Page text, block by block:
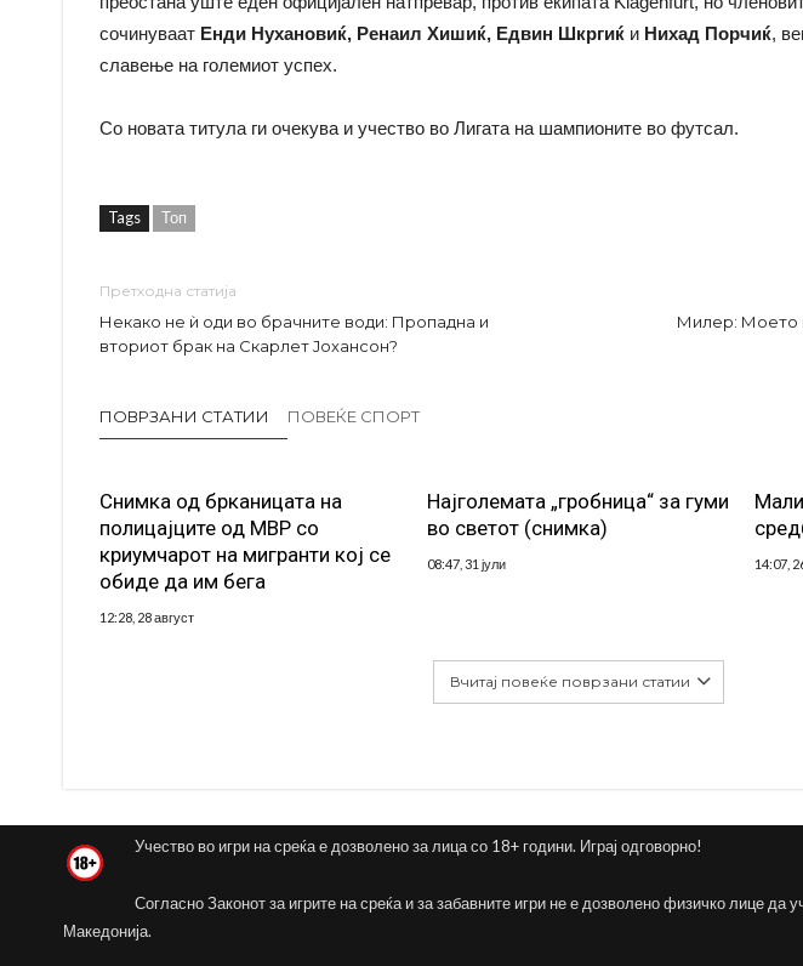
сочинуваат Енди Нухановиќ, Ренаил Хишиќ, Едвин Шкргиќ и Нихад Порчиќ,
славење на големиот успех.
Со новата титула ги очекува и учество во Лигата на шампионите во футсал.
Tags Топ
Претходна статија
Некако не ѝ оди во брачните води: Пропадна и
вториот брак на Скарлет Јохансон?
Милер: Моето
ПОВРЗАНИ СТАТИИ ПОВЕЌЕ СПОРТ
Снимка од брканицата на
полицајците од МВР со
криумчарот на мигранти кој се
обиде да им бега
12:28, 28 август
Најголемата „гробница“ за гуми
во светот (снимка)
08:47, 31 јули 14:07,
Вчитај повеќе поврзани статии
Учество во игри на среќа е дозволено за лица со 18+ години. Играј одговорно!
Согласно Законот за игрите на среќа и за забавните игри не е дозволено физичко лице да
Македонија.